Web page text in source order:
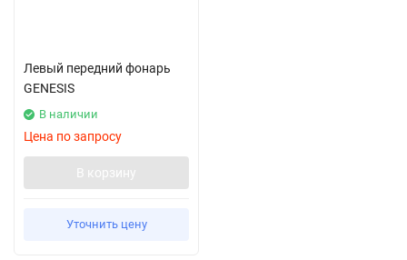
Левый передний фонарь
GENESIS
В наличии
Цена по запросу
В корзину
Уточнить цену